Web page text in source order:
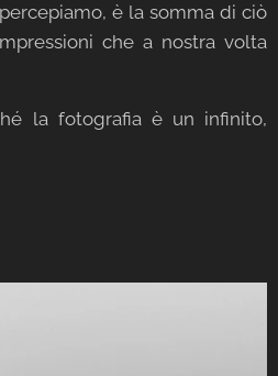
è la somma di ciò
che a nostra volta
la fotografia è un infinito,